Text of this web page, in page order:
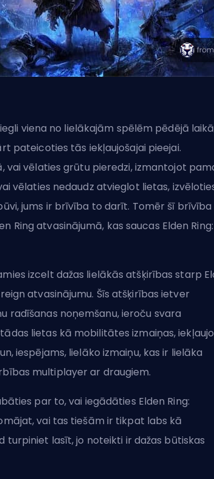
viena no lielākajām spēlēm pēdējā
pateicoties tās iekļaujošajai pieejai.
vai vēlaties grūtu pieredzi, izmantojot
vēlaties nedaudz atvieglot lietas,
, jums ir brīvība to darīt. Tomēr šī brīvība
Ring atvasinājumā, kas saucas Elden Ring:
izcelt dažas lielākās atšķirības starp
atvasinājumu. Šīs atšķirības ietver
radīšanas noņemšanu, ieroču svara
lietas kā mobilitātes izmaiņas,
iespējams, lielāko izmaiņu, kas ir lielāka
multiplayer ar draugiem.
par to, vai iegādāties Elden Ring:
vai tas tiešām ir tikpat labs kā
turpiniet lasīt, jo noteikti ir dažas būtiskas